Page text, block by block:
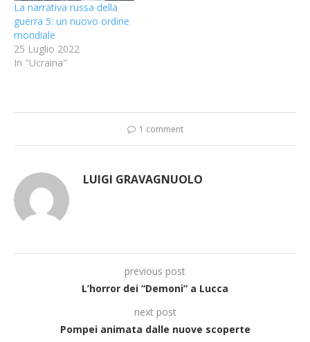
La narrativa russa della
guerra 5: un nuovo ordine
mondiale
25 Luglio 2022
In "Ucraina"
1 comment
LUIGI GRAVAGNUOLO
previous post
L’horror dei “Demoni” a Lucca
next post
Pompei animata dalle nuove scoperte